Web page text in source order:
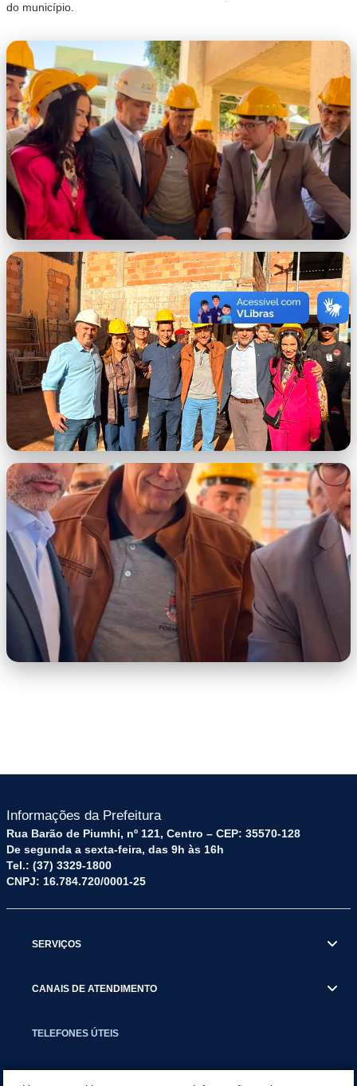
do município.
WhatsApp Image 2026-06-19 at
09.02.29.jpeg
WhatsApp Image 2026-06-19 at
09.08.41.jpeg
Informações da Prefeitura
Rua Barão de Piumhi, nº 121, Centro – CEP: 35570-128
De segunda a sexta-feira, das 9h às 16h
Tel.: (37) 3329-1800
CNPJ: 16.784.720/0001-25
SERVIÇOS
CANAIS DE ATENDIMENTO
TELEFONES ÚTEIS